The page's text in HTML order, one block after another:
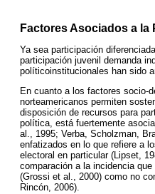
Factores Asociados a
Ya sea participación
participación juvenil demanda
políticoinstitucionales han sido
En cuanto a los factores socio-
norteamericanos permiten
disposición de recursos para
política, está fuertemente
al., 1995; Verba, Scholzman,
enfatizados en lo que refiere a
electoral en particular (Lipset,
comparación a la incidencia
(Grossi et al., 2000) como no
Rincón, 2006).